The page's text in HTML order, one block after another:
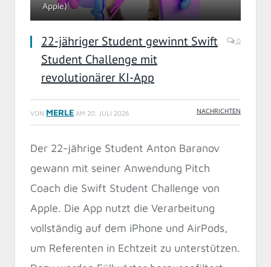
Apple)
22-jähriger Student gewinnt Swift
Student Challenge mit
revolutionärer KI-App
0
VON MERLE AM 20. JULI 2026 NACHRICHTEN
Der 22-jährige Student Anton Baranov
gewann mit seiner Anwendung Pitch
Coach die Swift Student Challenge von
Apple. Die App nutzt die Verarbeitung
vollständig auf dem iPhone und AirPods,
um Referenten in Echtzeit zu unterstützen.